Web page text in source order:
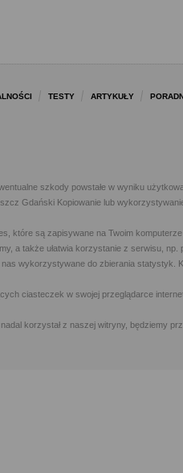
TESTY ARTYKUŁY
szkody powstałe w wyniku
Gdański Kopiowanie lub
które są zapisywane na Twoim
a także ułatwia korzystanie z serwisu,
wykorzystywane do zbierania statystyk.
ciasteczek w swojej przeglądarce
korzystał z naszej witryny, będziemy